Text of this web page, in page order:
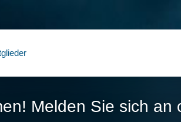
Melden Sie sich an